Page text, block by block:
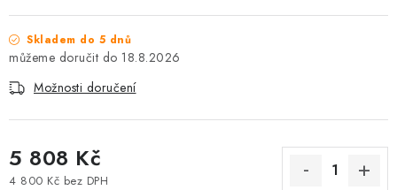
Skladem do 5 dnů
18.8.2026
Možnosti doručení
5 808 Kč
4 800 Kč bez DPH